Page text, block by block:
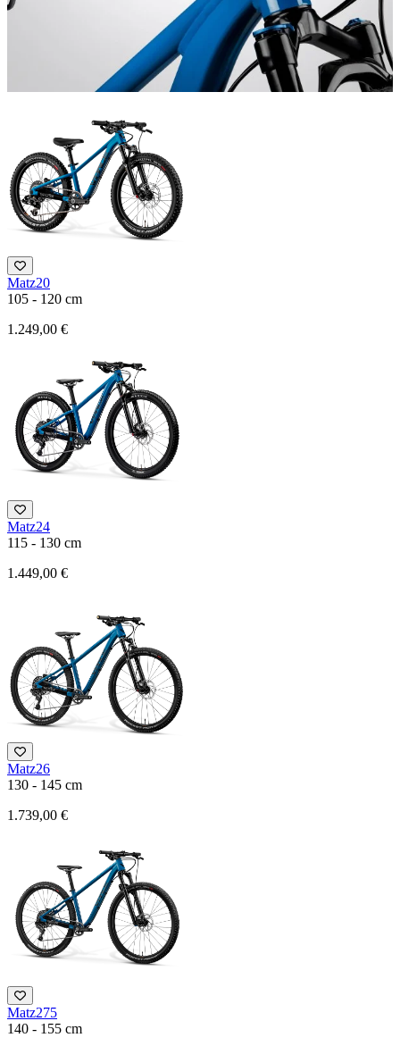
Matz20
105 - 120 cm
1.249,00 €
Matz24
115 - 130 cm
1.449,00 €
Matz26
130 - 145 cm
1.739,00 €
Matz275
140 - 155 cm